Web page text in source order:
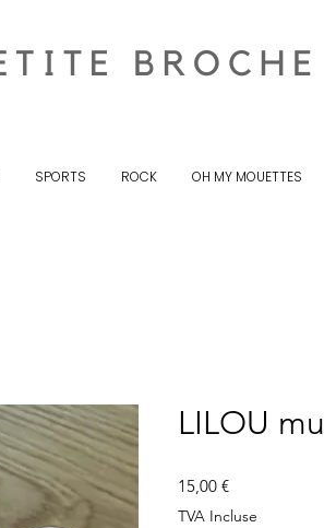
SPORTS ROCK OH MY MOUETTES
LILOU
15,00 €Prix
TVA Incluse